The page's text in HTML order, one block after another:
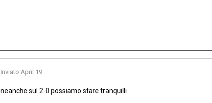
Inviato April 19
neanche sul 2-0 possiamo stare tranquilli